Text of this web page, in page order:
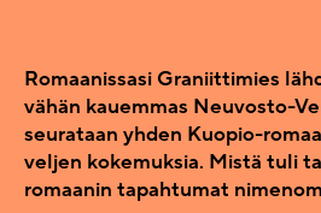
Romaanissasi Graniittimies
vähän kauemmas Neuvosto-
seurataan yhden Kuopio-
veljen kokemuksia. Mistä tuli
romaanin tapahtumat